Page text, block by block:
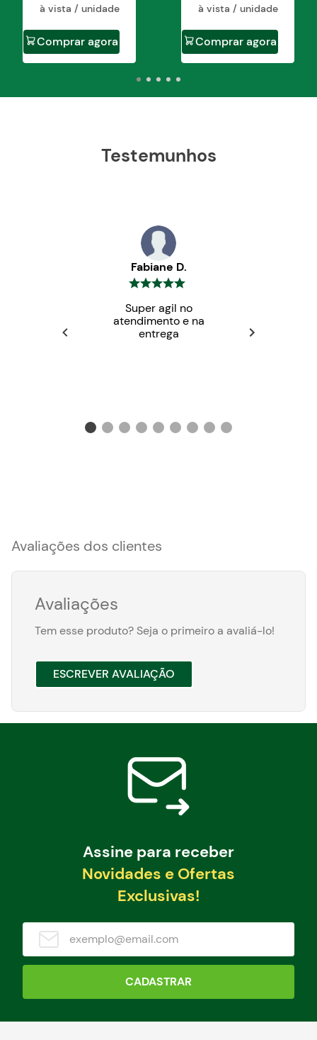
à vista / unidade
Comprar agora
à vista / unidade
Comprar agora
Testemunhos
Fabiane D.
Super agil no
atendimento e na
entrega
Avaliações dos clientes
Avaliações
Tem esse produto? Seja o primeiro a avaliá-lo!
ESCREVER AVALIAÇÃO
Assine para receber
Novidades e Ofertas
Exclusivas!
CADASTRAR